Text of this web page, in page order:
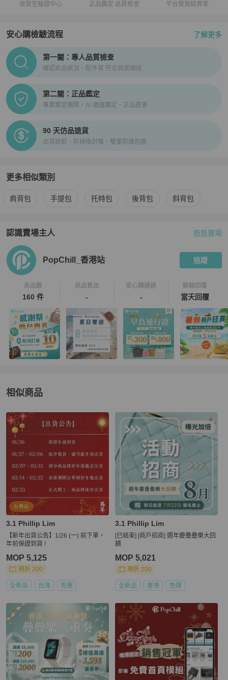
收貨至驗證中心 正品鑑定 品質檢查 平台發貨給買家
安心購檢驗流程 了解更多
PopChill拍拍圈正品驗證、安心購檢驗流程介紹
第一關：專人品質檢查
確認商品狀況、配件等 符合頁面描述
第二關：正品鑑定
專業鑑定團隊、AI 儀器鑑定、正品證書
90 天仿品退貨
出貨錄影、防掉換封條、雙重防護包裝
更多相似類別
更多3.1 Phillip Lim女包 相似商品推薦
肩背包 手提包 托特包 後背包 斜背包
認識賣場主人
PopChill 拍拍圈嚴選賣家
逛逛賣場
PopChill_香港站 追蹤
商品數
160 件
商品售出
-
安心購通過
-
聊聊回覆
當天回覆
相似商品
更多相似3.1 Phillip Lim女包推薦精品
3.1 Phillip Lim
【新年出貨公告】1/26 (一) 前下單，
年前保證到貨 !
MOP 5,125
現折 200
全新品 台灣 免運
3.1 Phillip Lim
[已結束] [商戶招商] 週年慶疊疊樂大回
饋
MOP 5,021
現折 200
全新品 香港 免運